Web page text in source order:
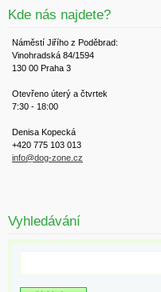
Kde nás najdete?
Náměstí Jiřího z Poděbrad:
Vinohradská 84/1594
130 00 Praha 3
Otevřeno úterý a čtvrtek
7:30 - 18:00
Denisa Kopecká
+420 775 103 013
info@dog-zone.cz
Vyhledávání